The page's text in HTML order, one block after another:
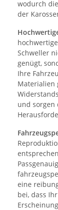
wodurch
der
Schweller
genügt,
Ihre
Materialien
und sorgen
eine
bei, dass